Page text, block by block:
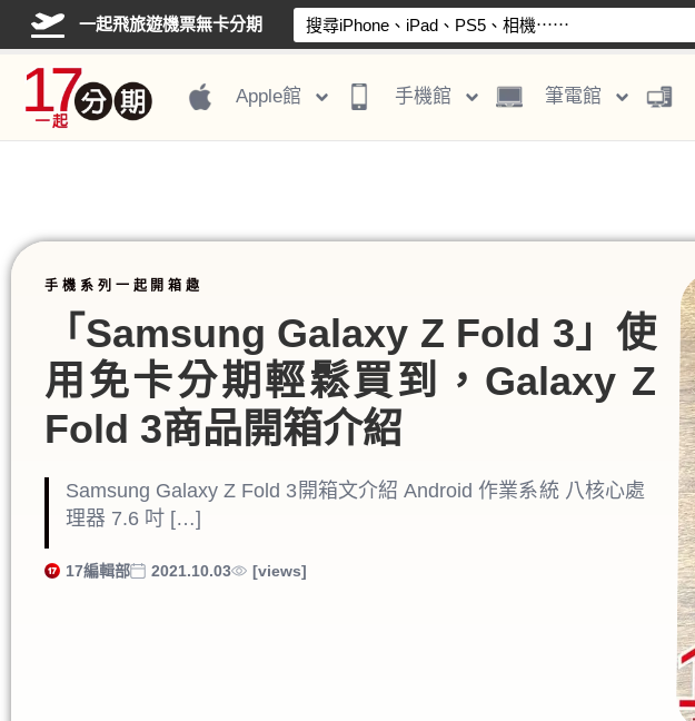
一起飛旅遊機票無卡分期
Apple館 手機館 筆電館
手機系列一起開箱趣
「Samsung Galaxy Z Fold 3」使
用免卡分期輕鬆買到，Galaxy Z
Fold 3商品開箱介紹
Samsung Galaxy Z Fold 3開箱文介紹 Android 作業系統 八核心處
理器 7.6 吋 […]
17編輯部 2021.10.03 [views]